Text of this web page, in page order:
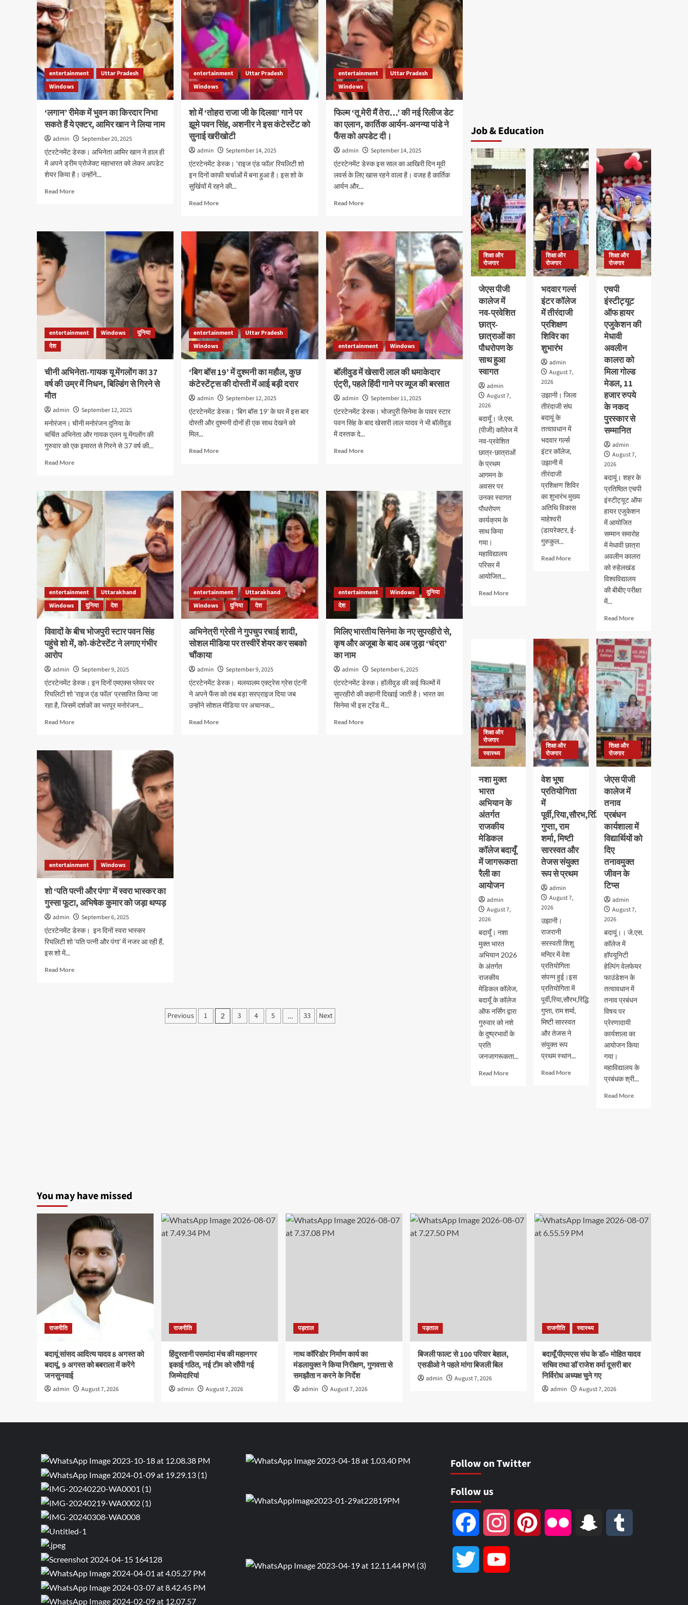
entertainment
Uttar Pradesh
Windows
‘लगान’ रीमेक में भुवन का किरदार निभा
सकते हैं ये एक्टर, आमिर खान ने लिया नाम
admin
September 20, 2025
एंटरटेनमेंट डेस्क। अभिनेता आमिर खान ने हाल ही
में अपने ड्रीम प्रोजेक्ट महाभारत को लेकर अपडेट
शेयर किया है। उन्होंने...
Read MoreRead
एक्टर,
आमिर
खान
entertainment
Uttar Pradesh
Windows
शो में ‘तोहरा राजा जी के दिलवा’ गाने पर
झूमे पवन सिंह, अशनीर ने इस कंटेस्टेंट को
सुनाई खरीखोटी
admin
September 14, 2025
एंटरटेनमेंट डेस्क। 'राइज एंड फॉल' रियलिटी शो
इन दिनों काफी चर्चाओं में बना हुआ है। इस शो के
सुर्खियों में रहने की...
Read MoreRead
शो
में
‘तोहरा
राजा
जी
के
दिलवा’
गाने
पवन
सिंह,
अशनीर
ने
कंटेस्टेंट
को
सुनाई
खरीखोटी
entertainment
Uttar Pradesh
Windows
फिल्म ‘तू मेरी मैं तेरा…’ की नई रिलीज डेट
का एलान, कार्तिक आर्यन-अनन्या पांडे ने
फैंस को अपडेट दी।
admin
September 14, 2025
एंटरटेनमेंट डेस्क इस साल का आखिरी दिन मूवी
लवर्स के लिए खास रहने वाला है। वजह है कार्तिक
आर्यन और...
Read MoreRead
फिल्म
मेरी
मैं
तेरा…’
की
नई
रिलीज
डेट
का
एलान,
कार्तिक
आर्यन-
अनन्या
पांडे
ने
फैंस
को
अपडेट
दी।
entertainment Windows
दुनिया
देश
चीनी अभिनेता-गायक यू मेंगलोंग का 37
वर्ष की उम्र में निधन, बिल्डिंग से गिरने से
मौत
admin
September 12, 2025
मनोरंजन। चीनी मनोरंजन दुनिया के
चर्चित अभिनेता और गायक एलन यू मेंगलोंग की
गुरुवार को एक इमारत से गिरने से 37 वर्ष की...
Read MoreRead
चीनी
अभिनेता-
गायक
यू
मेंगलोंग
का
37
की
उम्र
में
निधन,
बिल्डिंग
गिरने
से
मौत
entertainment
Uttar Pradesh
Windows
‘बिग बॉस 19’ में दुश्मनी का महौल, कुछ
कंटेस्टेंट्स की दोस्ती में आई बड़ी दरार
admin
September 12, 2025
एंटरटेनमेंट डेस्क। 'बिग बॉस 19' के घर में इस बार
दोस्ती और दुश्मनी दोनों ही एक साथ देखने को
मिल...
Read MoreRead
19’
में
दुश्मनी
का
महौल,
कुछ
कंटेस्टेंट्स
की
दोस्ती
में
आई
बड़ी
दरार
entertainment Windows
बॉलीवुड में खेसारी लाल की धमाकेदार
एंट्री, पहले हिंदी गाने पर व्यूज की बरसात
admin
September 11, 2025
एंटरटेनमेंट डेस्क। भोजपुरी सिनेमा के पावर स्टार
पवन सिंह के बाद खेसारी लाल यादव ने भी बॉलीवुड
में दस्तक दे...
Read MoreRead
खेसारी
लाल
की
धमाकेदार
एंट्री,
पहले
हिंदी
गाने
व्यूज
की
बरसात
entertainment
Uttarakhand
Windows
दुनिया देश
विवादों के बीच भोजपुरी स्टार पवन सिंह
पहुंचे शो में, को-कंटेस्टेंट ने लगाए गंभीर
आरोप
admin
September 9, 2025
एंटरटेनमेंट डेस्क। इन दिनों एमएक्स प्लेयर पर
रियलिटी शो 'राइज एंड फॉल' प्रसारित किया जा
रहा है, जिसमें दर्शकों का भरपूर मनोरंजन...
Read MoreRead
विवादों
बीच
स्टार
में,
को-
कंटेस्टेंट
ने
गंभीर
आरोप
entertainment
Uttarakhand
Windows
दुनिया देश
अभिनेत्री ग्रेसी ने गुपचुप रचाई शादी,
सोशल मीडिया पर तस्वीरें शेयर कर सबको
चौंकाया
admin
September 9, 2025
एंटरटेनमेंट डेस्क। मलयालम एक्ट्रेस ग्रेस एंटनी
ने अपने फैंस को तब बड़ा सरप्राइज दिया जब
उन्होंने सोशल मीडिया पर अचानक...
Read MoreRead
entertainment Windows
दुनिया
देश
मिलिए भारतीय सिनेमा के नए सुपरहीरो से,
कृष और अजूबा के बाद अब जुड़ा ‘चंद्रा’
का नाम
admin
September 6, 2025
एंटरटेनमेंट डेस्क। हॉलीवुड की कई फिल्मों में
सुपरहीरो की कहानी दिखाई जाती है। भारत का
सिनेमा भी इस ट्रेंड में...
Read MoreRead
entertainment Windows
शो ‘पति पत्नी और पंगा’ में स्वरा भास्कर का
गुस्सा फूटा, अभिषेक कुमार को जड़ा थप्पड़
admin
September 6, 2025
एंटरटेनमेंट डेस्क। इन दिनों स्वरा भास्कर
रियलिटी शो ‘पति पत्नी और पंगा’ में नजर आ रही हैं,
इस शो में...
Read MoreRead
Posts
Previous 1 2 3 4 5 … 33 Next
Job & Education
शिक्षा और
रोजगार
जेएस पीजी
कालेज में
नव-प्रवेशित
छात्र-
छात्राओं का
पौधरोपण के
साथ हुआ
स्वागत
admin
August 7,
2026
बदायूँ। जे.एस.
(पीजी) कॉलेज में
नव-प्रवेशित
छात्र-छात्राओं
के प्रथम
आगमन के
अवसर पर
उनका स्वागत
पौधरोपण
कार्यक्रम के
साथ किया
गया।
महाविद्यालय
परिसर में
आयोजित...
Read MoreRead
प्रवेशित
छात्र-
छात्राओं
का
पौधरोपण
के
साथ
स्वागत
शिक्षा और
रोजगार
भदवार गर्ल्स
इंटर कॉलेज
में तीरंदाजी
प्रशिक्षण
शिविर का
शुभारंभ
admin
August 7,
2026
उझानी। जिला
तीरंदाजी संघ
बदायूं के
तत्वावधान में
भदवार गर्ल्स
इंटर कॉलेज,
उझानी में
तीरंदाजी
प्रशिक्षण शिविर
का शुभारंभ मुख्य
अतिथि विकास
माहेश्वरी
(डायरेक्टर, ई-
गुरुकुल...
Read MoreRead
प्रशिक्षण
शिविर
शुभारंभ
शिक्षा और
रोजगार
एचपी
इंस्टीट्यूट
ऑफ हायर
एजुकेशन की
मेधावी
अवलीन
कालरा को
मिला गोल्ड
मेडल, 11
हजार रुपये
के नकद
पुरस्कार से
सम्मानित
admin
August 7,
2026
बदायूं। शहर के
प्रतिष्ठित एचपी
इंस्टीट्यूट ऑफ
हायर एजुकेशन
में आयोजित
सम्मान समारोह
में मेधावी छात्रा
अवलीन कालरा
को रुहेलखंड
विश्वविद्यालय
की बीबीए परीक्षा
में...
Read MoreRead
एचपी
इंस्टीट्यूट
ऑफ
हायर
एजुकेशन
की
मेधावी
अवलीन
कालरा
को
मिला
गोल्ड
मेडल,
हजार
पुरस्कार
से
सम्मानित
शिक्षा और
रोजगार
स्वास्थ्य
नशा मुक्त
भारत
अभियान के
अंतर्गत
राजकीय
मेडिकल
कॉलेज बदायूँ
में जागरूकता
रैली का
आयोजन
admin
August 7,
2026
बदायूँ। नशा
मुक्त भारत
अभियान 2026
के अंतर्गत
राजकीय
मेडिकल कॉलेज,
बदायूँ के कॉलेज
ऑफ नर्सिंग द्वारा
गुरुवार को नशे
के दुष्प्रभावों के
प्रति
जनजागरूकता...
Read MoreRead
रैली
शिक्षा और
रोजगार
वेश भूषा
प्रतियोगिता
में
पूर्वी,रिया,सौरभ,रिद्धि
गुप्ता, राम
शर्मा, मिष्टी
सारस्वत और
तेजस संयुक्त
रूप से प्रथम
admin
August 7,
2026
उझानी।
राजरानी
सरस्वती शिशु
मन्दिर में वेश
प्रतियोगिता
संपन्न हुई।इस
प्रतियोगिता में
पूर्वी,रिया,सौरभ,रिद्धि
गुप्ता, राम शर्मा,
मिष्टी सारस्वत
और तेजस ने
संयुक्त रूप
प्रथम स्थान...
Read MoreRead
संयुक्त
रूप
से
शिक्षा और
रोजगार
जेएस पीजी
कालेज में
तनाव
प्रबंधन
कार्यशाला में
विद्यार्थियों को
दिए
तनावमुक्त
जीवन के
टिप्स
admin
August 7,
2026
बदायूं।। जे.एस.
कॉलेज में
हॉपयूनिटी
हेल्पिंग वेलफेयर
फाउंडेशन के
तत्वावधान में
तनाव प्रबंधन
विषय पर
प्रेरणादायी
कार्यशाला का
आयोजन किया
गया।
महाविद्यालय के
प्रबंधक श्री...
Read MoreRead
दिए
You may have missed
राजनीति
बदायूं सांसद आदित्य यादव 8 अगस्त को
बदायूं, 9 अगस्त को बबराला में करेंगे
जनसुनवाई
admin August 7, 2026
राजनीति
हिंदुस्तानी पसमांदा मंच की महानगर
इकाई गठित, नई टीम को सौंपी गई
जिम्मेदारियां
admin August 7, 2026
पड़ताल
नाथ कॉरिडोर निर्माण कार्य का
मंडलायुक्त ने किया निरीक्षण, गुणवत्ता से
समझौता न करने के निर्देश
admin August 7, 2026
पड़ताल
बिजली फाल्ट से 100 परिवार बेहाल,
एसडीओ ने पहले मांगा बिजली बिल
admin August 7, 2026
राजनीति स्वास्थ्य
बदायूँ पीएमएस संघ के डॉ० मोहित यादव
सचिव तथा डॉ राजेश वर्मा दूसरी बार
निर्विरोध अध्यक्ष चुने गए
admin August 7, 2026
Follow on Twitter
Follow us
Facebook Instagram Pinterest Flickr Snapchat
Twitter